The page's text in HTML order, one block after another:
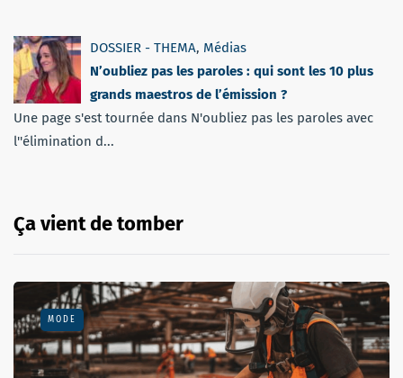
DOSSIER - THEMA, Médias
N’oubliez pas les paroles : qui sont les 10 plus
grands maestros de l’émission ?
Une page s'est tournée dans N'oubliez pas les paroles avec
l''élimination d...
Ça vient de tomber
MODE